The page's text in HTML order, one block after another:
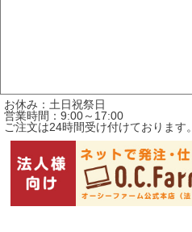
お休み：土日祝祭日
営業時間：9:00～17:00
ご注文は24時間受け付けております。